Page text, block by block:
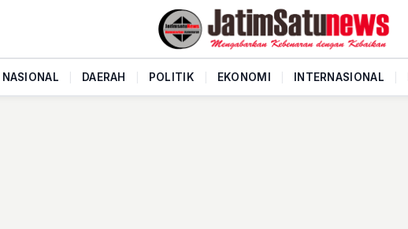
NASIONAL DAERAH POLITIK EKONOMI INTERNASIONAL